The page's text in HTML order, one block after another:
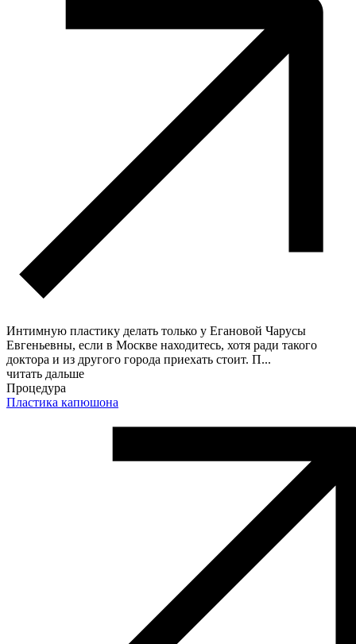
Интимную пластику делать только у Егановой Чарусы
Евгеньевны, если в Москве находитесь, хотя ради такого
доктора и из другого города приехать стоит. П...
читать дальше
Процедура
Пластика капюшона